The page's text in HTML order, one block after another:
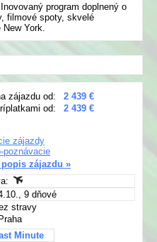
program doplnený o
filmové spoty, skvelé
York.
zájazdu od:
2 439 €
od:
2 439 €
zájazdy
poznávacie
zájazdu »
9 dňové
stravy
Minute